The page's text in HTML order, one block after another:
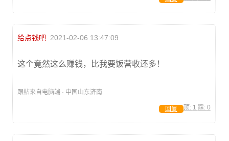
给点钱吧 2021-02-06 13:47:09
这个竟然这么赚钱，比我要饭营收还多！
跟帖来自电脑端 · 中国山东济南
顶: 1 踩: 0
回复